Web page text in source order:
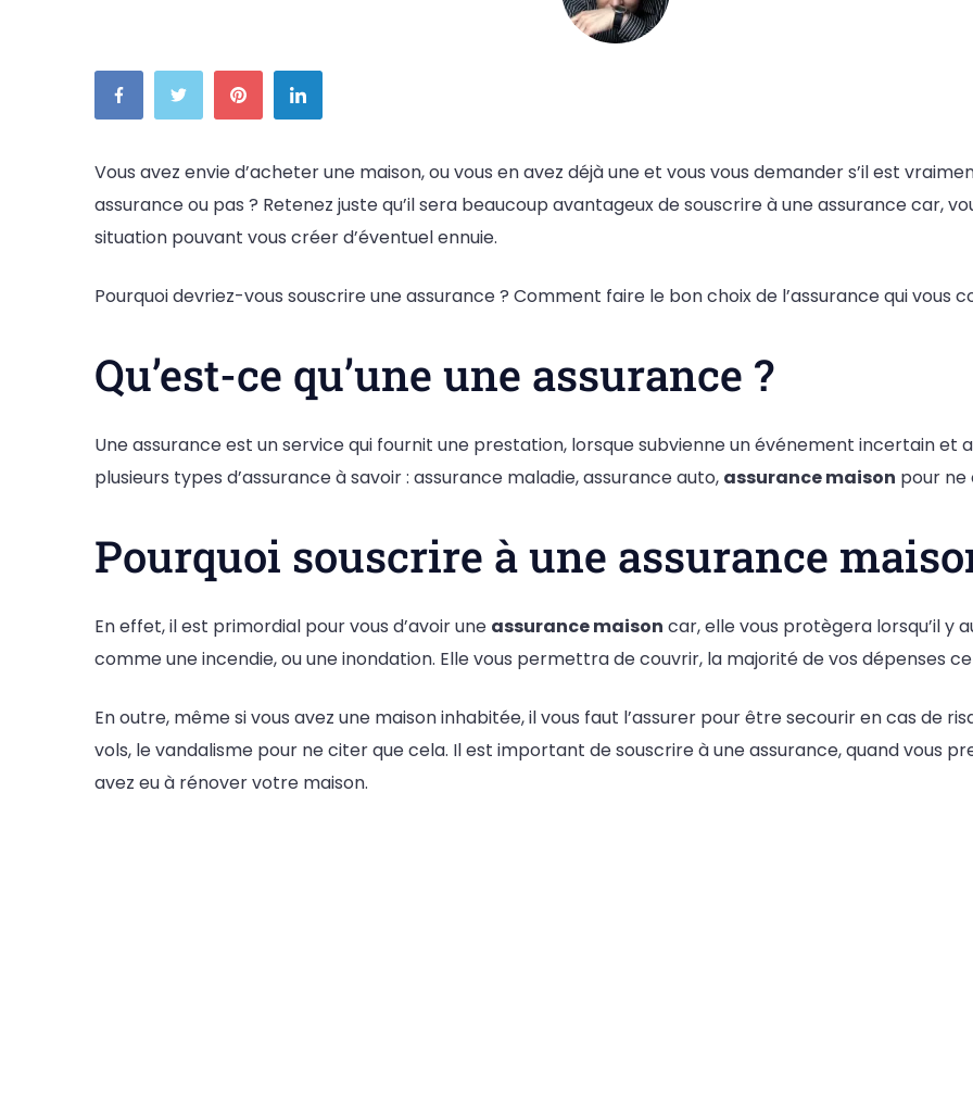
Vous avez envie d’acheter une maison, ou vous en avez déjà une et vous vous demander s’il est
assurance ou pas ? Retenez juste qu’il sera beaucoup avantageux de souscrire à une assurance car,
situation pouvant vous créer d’éventuel ennuie.
Pourquoi devriez-vous souscrire une assurance ? Comment faire le bon choix de l’assurance qui vous
Qu’est-ce qu’une une assurance ?
Une assurance est un service qui fournit une prestation, lorsque subvienne un événement incertain et
plusieurs types d’assurance à savoir : assurance maladie, assurance auto, assurance maison pour ne
Pourquoi souscrire à une assurance
En effet, il est primordial pour vous d’avoir une assurance maison car, elle vous protègera lorsqu’il y
comme une incendie, ou une inondation. Elle vous permettra de couvrir, la majorité de vos dépenses
En outre, même si vous avez une maison inhabitée, il vous faut l’assurer pour être secourir en cas de
vols, le vandalisme pour ne citer que cela. Il est important de souscrire à une assurance, quand vous
avez eu à rénover votre maison.